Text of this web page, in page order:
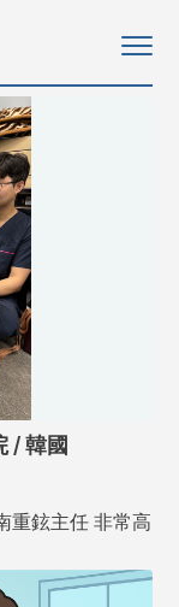
/ 韓國
重鉉主任 非常高